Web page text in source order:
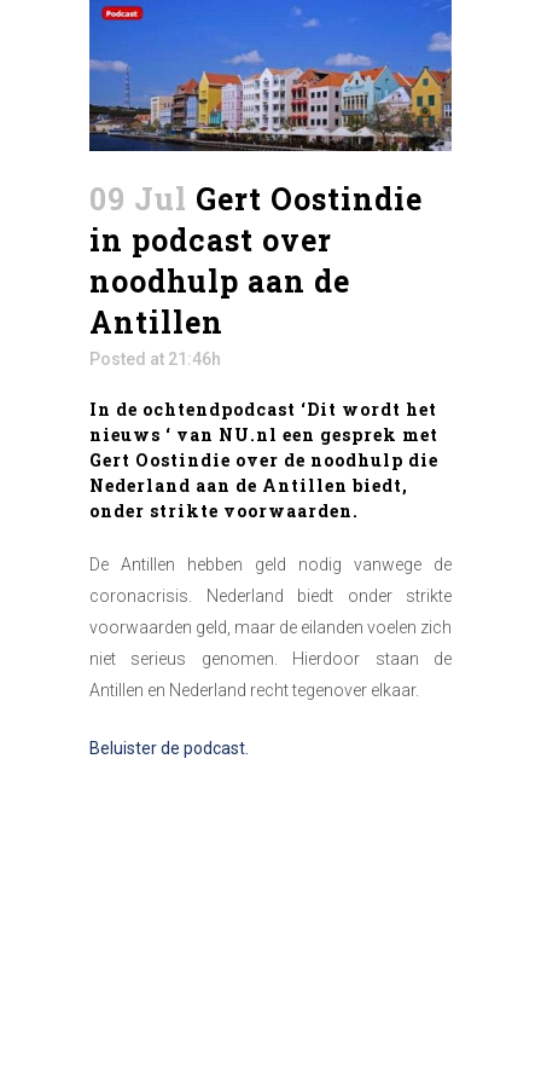
09 Jul Gert Oostindie
in podcast over
noodhulp aan de
Antillen
Posted at 21:46h
In de ochtendpodcast ‘Dit wordt het
nieuws ‘ van NU.nl een gesprek met
Gert Oostindie over de noodhulp die
Nederland aan de Antillen biedt,
onder strikte voorwaarden.
De Antillen hebben geld nodig vanwege de
coronacrisis. Nederland biedt onder strikte
voorwaarden geld, maar de eilanden voelen zich
niet serieus genomen. Hierdoor staan de
Antillen en Nederland recht tegenover elkaar.
Beluister de podcast.